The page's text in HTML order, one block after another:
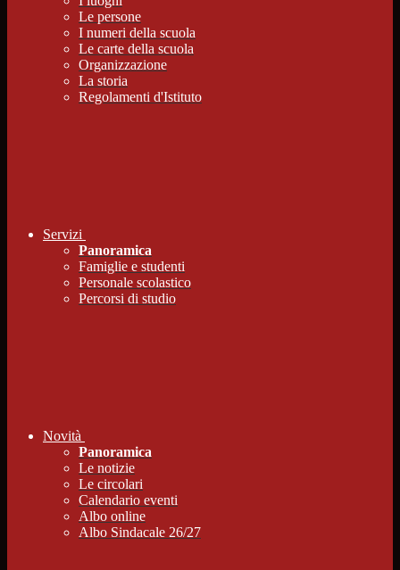
Le persone
I numeri della scuola
Le carte della scuola
Organizzazione
La storia
Regolamenti d'Istituto
Servizi
Panoramica
Famiglie e studenti
Personale scolastico
Percorsi di studio
Novità
Panoramica
Le notizie
Le circolari
Calendario eventi
Albo online
Albo Sindacale 26/27